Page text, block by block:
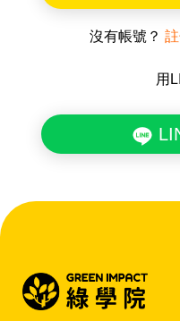
沒有帳號？
用